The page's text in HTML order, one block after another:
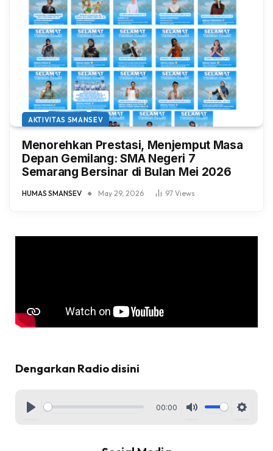
AKTIVITAS SMANSEV
Menorehkan Prestasi, Menjemput Masa
Depan Gemilang: SMA Negeri 7
Semarang Bersinar di Bulan Mei 2026
HUMAS SMANSEV May 29, 2026 97 Views
Dengarkan Radio disini
00:00